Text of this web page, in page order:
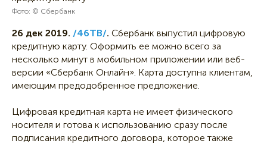
Фото: © Сбербанк
26 дек 2019. /46ТВ/. Сбербанк выпустил цифровую
кредитную карту. Оформить ее можно всего за
несколько минут в мобильном приложении или веб-
версии «Сбербанк Онлайн». Карта доступна клиентам,
имеющим предодобренное предложение.
Цифровая кредитная карта не имеет физического
носителя и готова к использованию сразу после
подписания кредитного договора, которое также